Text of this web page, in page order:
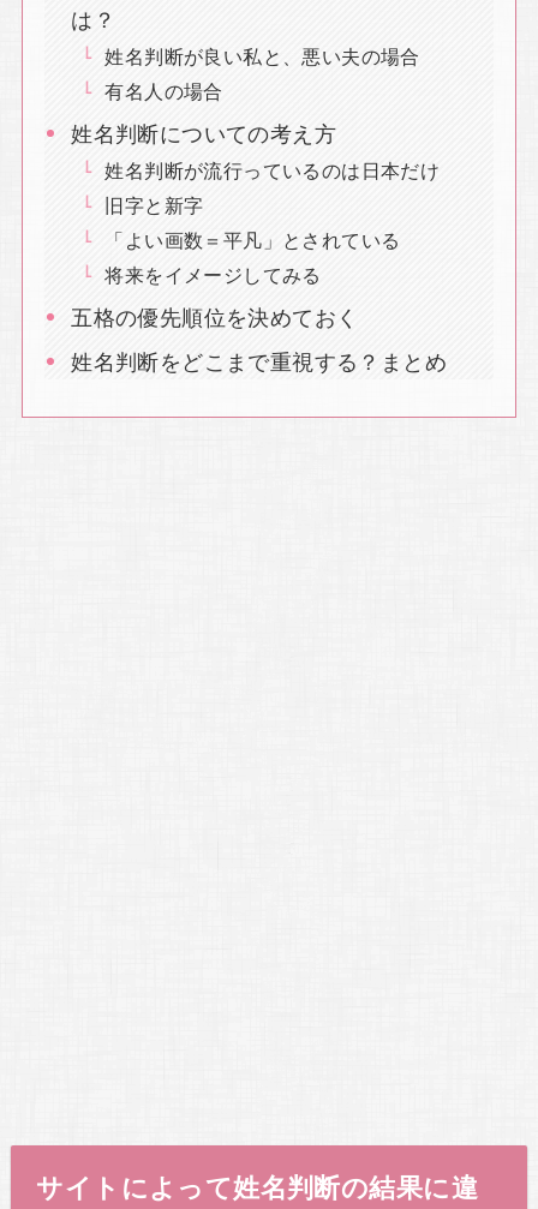
は？
姓名判断が良い私と、悪い夫の場合
有名人の場合
姓名判断についての考え方
姓名判断が流行っているのは日本だけ
旧字と新字
「よい画数＝平凡」とされている
将来をイメージしてみる
五格の優先順位を決めておく
姓名判断をどこまで重視する？まとめ
サイトによって姓名判断の結果に違